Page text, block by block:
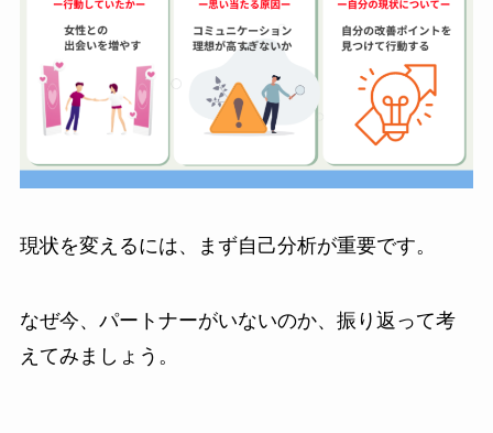
現状を変えるには、まず自己分析が重要です。
なぜ今、パートナーがいないのか、振り返って考
えてみましょう。